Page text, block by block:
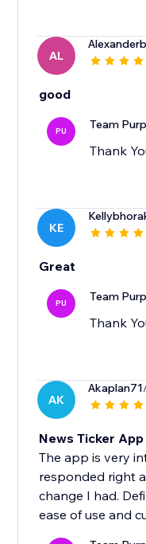
AL
good
PU Team
Thank
KE
Great
PU Team
Thank
AK
Akaplan71
News Ticker App
The app is very
responded right
change I had.
ease of use and